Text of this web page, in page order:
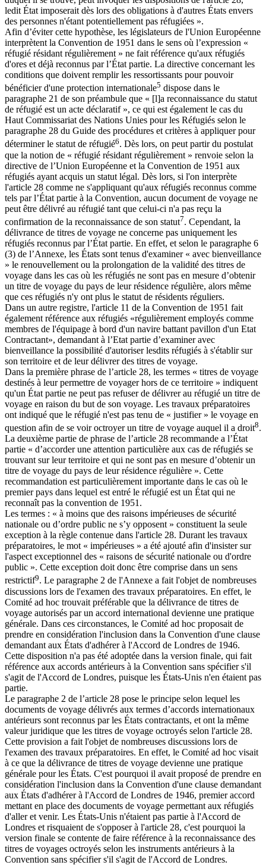
ledit État imposerait dès lors des obligations à d'autres États envers
des personnes n'étant potentiellement pas réfugiées ».
Afin d’éviter cette hypothèse, les législateurs de l'Union Européenne
interprètent la Convention de 1951 dans le sens où l’expression «
réfugié résidant régulièrement » ne fait référence qu'aux réfugiés
d'ores et déjà reconnus par l’État partie. La directive concernant les
conditions que doivent remplir les ressortissants pour pouvoir
bénéficier d'une protection internationale5 dispose dans le
paragraphe 21 de son préambule que « [l]a reconnaissance du statut
de réfugié est un acte déclaratif », ce qui est également le cas du
Haut Commissariat des Nations Unies pour les Réfugiés selon le
paragraphe 28 du Guide des procédures et critères à appliquer pour
déterminer le statut de réfugié6. Dès lors, on peut partir du postulat
que la notion de « réfugié résidant régulièrement » renvoie selon la
directive de l’Union Européenne et la Convention de 1951 aux
réfugiés ayant acquis un statut légal. Dès lors, si l'on interprète
l'article 28 comme ne s'appliquant qu'aux réfugiés reconnus comme
tels par l’État partie à la Convention, aucun document de voyage ne
peut être délivré au réfugié tant que celui-ci n'a pas reçu la
confirmation de la reconnaissance de son statut7. Cependant, la
délivrance de titres de voyage ne concerne pas uniquement les
réfugiés reconnus par l’État partie. En effet, et selon le paragraphe 6
(3) de l’Annexe, les États sont tenus d'examiner « avec bienveillance
» le renouvellement ou la prolongation de la validité des titres de
voyage dans les cas où les réfugiés ne sont pas en mesure d’obtenir
un titre de voyage du pays de leur résidence régulière, alors même
que ces réfugiés n'y ont plus le statut de résidents réguliers.
Dans un autre registre, l'article 11 de la Convention de 1951 fait
également référence aux réfugiés «régulièrement employés comme
membres de l'équipage à bord d'un navire battant pavillon d'un Etat
Contractant», demandant à l’Etat partie d’examiner avec
bienveillance la possibilité d'autoriser lesdits réfugiés à s'établir sur
son territoire et de leur délivrer des titres de voyage.
Dans la première phrase de l’article 28, les termes « titres de voyage
destinés à leur permettre de voyager hors de ce territoire » indiquent
qu'un État partie ne peut pas refuser de délivrer au réfugié un titre de
voyage en raison du but de son voyage. Les travaux préparatoires
ont indiqué que le réfugié n'est pas tenu de « justifier » le voyage en
question afin de se voir octroyer un titre de voyage auquel il a droit8.
La deuxième partie de phrase de l’article 28 recommande a l’État
partie « d’accorder une attention particulière aux cas de réfugiés se
trouvant sur leur territoire et qui ne sont pas en mesure d’obtenir un
titre de voyage du pays de leur résidence régulière ». Cette
recommandation est particulièrement importante dans le cas où le
premier pays dans lequel est entré le réfugié est un État qui ne
reconnaît pas la convention de 1951.
Les termes : « à moins que des raisons impérieuses de sécurité
nationale ou d’ordre public ne s’y opposent » constituent la seule
exception à la règle contenue dans l'article 28. Durant les travaux
préparatoires, le mot « impérieuses » a été ajouté afin d'insister sur
l'aspect exceptionnel des « raisons de sécurité nationale ou d'ordre
public ». Cette exception doit donc être comprise dans un sens
restrictif9. Le paragraphe 2 de l'Annexe a fait l'objet de nombreuses
discussions lors de l'examen des travaux préparatoires. En effet, le
Comité ad hoc trouvait préférable que la délivrance de titres de
voyage autorisés par un accord international devienne une pratique
générale. Dans ces circonstances, le Comité ad hoc proposait de
prendre en considération l'inclusion dans la Convention d'une clause
demandant aux États d'adhérer à l'Accord de Londres de 1946.
Cette disposition n'a pas été adoptée dans la version finale, qui fait
référence aux accords antérieurs à la Convention sans spécifier s'il
s'agit de l'Accord de Londres, puisque les États-Unis n'en étaient pas
partie.
Le paragraphe 2 de l’article 28 pose le principe selon lequel les
documents de voyage délivrés aux termes d’accords internationaux
antérieurs sont reconnus par les États contractants, et ont la même
valeur juridique que les titres de voyage octroyés selon l'article 28.
Cette provision a fait l'objet de nombreuses discussions lors de
l'examen des travaux préparatoires. En effet, le Comité ad hoc visait
à ce que la délivrance de titres de voyage devienne une pratique
générale pour les États. C'est pourquoi il avait proposé de prendre en
considération l'inclusion dans la Convention d'une clause demandant
aux États d'adhérer à l'Accord de Londres de 1946, premier accord
mettant en place des documents de voyage permettant aux réfugiés
d'aller et venir. Les États-Unis n'étaient pas partie à l'Accord de
Londres et risquaient de s'opposer à l'article 28, c'est pourquoi la
version finale se contente de faire référence à la reconnaissance des
titres de voyages octroyés selon les instruments antérieurs à la
Convention sans spécifier s'il s'agit de l'Accord de Londres.